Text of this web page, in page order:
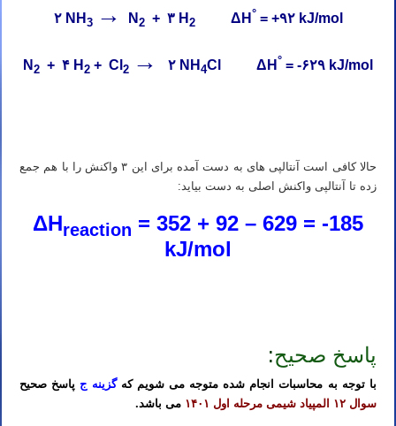
۲ NH 3 → N 2+ ۳ H 2ΔH ° = +۹۲ kJ/mol
N 2 + ۴ H 2 + Cl 2 → ۲ NH 4Cl ΔH ° = -۶۲۹ kJ/mol
حالا کافی است آنتالپی های به دست آمده برای این ۳ واکنش را با هم جمع
زده تا آنتالپی واکنش اصلی به دست بیاید:
ΔHreaction = 352 + 92 – 629 = -185
kJ/mol
پاسخ صحیح:
با توجه به محاسبات انجام شده متوجه می شویم کهگزینه ج پاسخ صحیح
سوال ۱۲ المپیاد شیمی مرحله اول ۱۴۰۱
می باشد.